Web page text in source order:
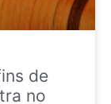
de
no